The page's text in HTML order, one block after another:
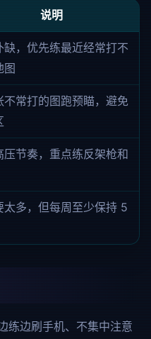
说明
缺，优先练最近经常打不
图
不常打的图跑预瞄，避免
压节奏，重点练反架枪和
太多，但每周至少保持 5
练边刷手机、不集中注意